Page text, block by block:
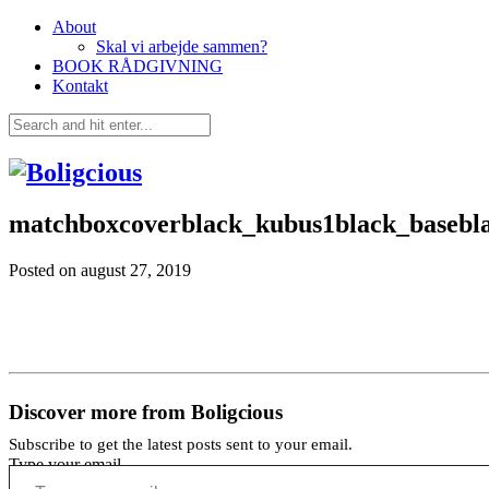
About
Skal vi arbejde sammen?
BOOK RÅDGIVNING
Kontakt
Posted on august 27, 2019
Discover more from Boligcious
Subscribe to get the latest posts sent to your email.
Type your email…